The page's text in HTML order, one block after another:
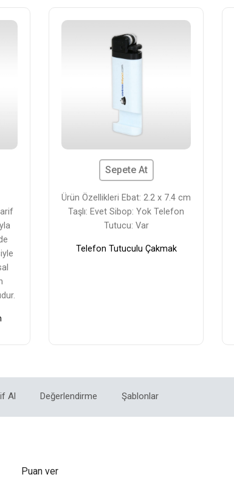
Al Değerlendirme Şablonlar
Puan ver
Sepete At
Ürün Özellikleri Ebat: 2.2 x 7.4 cm
Taşlı: Evet Sibop: Yok Telefon
Tutucu: Var
Telefon Tutuculu Çakmak